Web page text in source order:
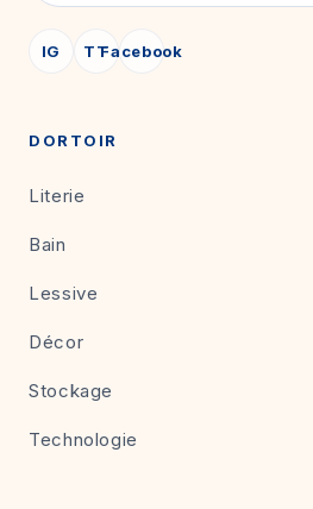
IG TTFacebook
DORTOIR
Literie
Bain
Lessive
Décor
Stockage
Technologie